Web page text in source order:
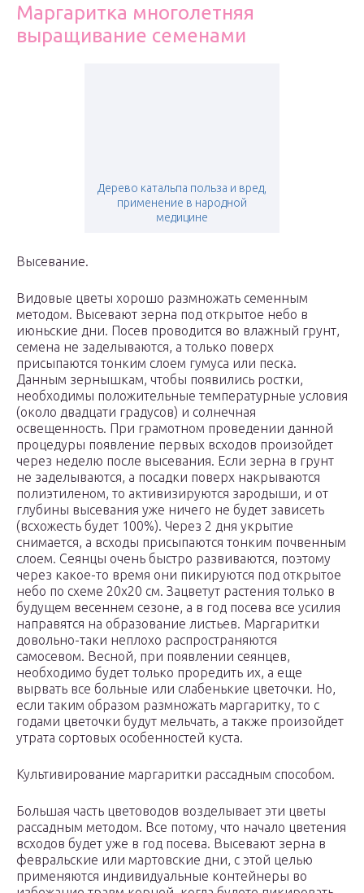
Маргаритка многолетняя
выращивание семенами
Дерево катальпа польза и вред,
применение в народной
медицине
Высевание.
Видовые цветы хорошо размножать семенным
методом. Высевают зерна под открытое небо в
июньские дни. Посев проводится во влажный грунт,
семена не заделываются, а только поверх
присыпаются тонким слоем гумуса или песка.
Данным зернышкам, чтобы появились ростки,
необходимы положительные температурные условия
(около двадцати градусов) и солнечная
освещенность. При грамотном проведении данной
процедуры появление первых всходов произойдет
через неделю после высевания. Если зерна в грунт
не заделываются, а посадки поверх накрываются
полиэтиленом, то активизируются зародыши, и от
глубины высевания уже ничего не будет зависеть
(всхожесть будет 100%). Через 2 дня укрытие
снимается, а всходы присыпаются тонким почвенным
слоем. Сеянцы очень быстро развиваются, поэтому
через какое-то время они пикируются под открытое
небо по схеме 20х20 см. Зацветут растения только в
будущем весеннем сезоне, а в год посева все усилия
направятся на образование листьев. Маргаритки
довольно-таки неплохо распространяются
самосевом. Весной, при появлении сеянцев,
необходимо будет только проредить их, а еще
вырвать все больные или слабенькие цветочки. Но,
если таким образом размножать маргаритку, то с
годами цветочки будут мельчать, а также произойдет
утрата сортовых особенностей куста.
Культивирование маргаритки рассадным способом.
Большая часть цветоводов возделывает эти цветы
рассадным методом. Все потому, что начало цветения
всходов будет уже в год посева. Высевают зерна в
февральские или мартовские дни, с этой целью
применяются индивидуальные контейнеры во